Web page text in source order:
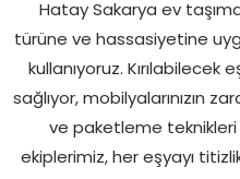
Hatay Sakarya ev
türüne ve hassasiyetine
kullanıyoruz. Kırılabilecek
sağlıyor, mobilyalarınızın
ve paketleme
ekiplerimiz, her eşyayı